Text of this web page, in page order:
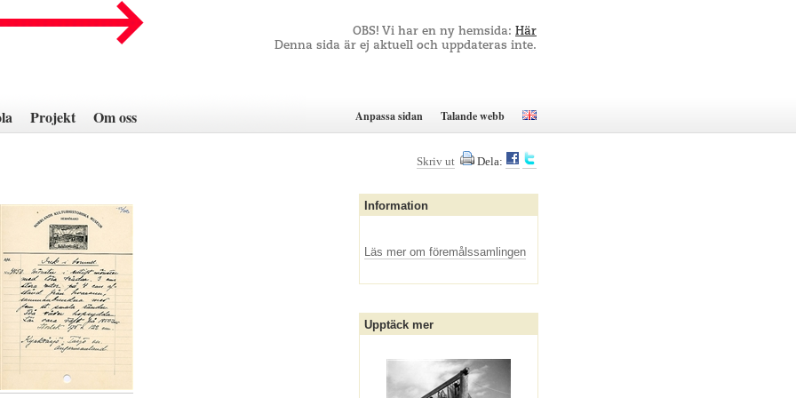
OBS! Vi har en ny hemsida: Här
Denna sida är ej aktuell och uppdateras inte.
Projekt Om oss Anpassa sidan Talande webb
Skriv ut Dela:
Information
Läs mer om föremålssamlingen
Upptäck mer